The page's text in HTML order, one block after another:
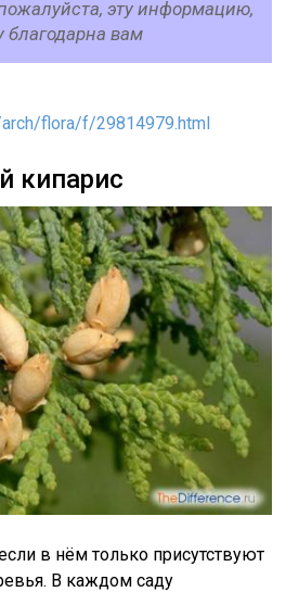
эту информацию,
благодарна вам
flora/f/29814979.html
кипарис
в нём только присутствуют
В каждом саду